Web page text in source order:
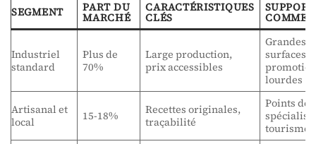
SEGMENT PART DU
MARCHÉ
CARACTÉRISTIQUES
CLÉS
Industriel
standard
Plus de
70%
Large production,
prix accessibles
Grandes
surfaces,
lourdes
Artisanal et
local
15-18%
Recettes originales,
traçabilité
Points de
tourisme